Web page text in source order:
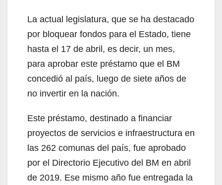
La actual legislatura, que se ha destacado
por bloquear fondos para el Estado, tiene
hasta el 17 de abril, es decir, un mes,
para aprobar este préstamo que el BM
concedió al país, luego de siete años de
no invertir en la nación.
Este préstamo, destinado a financiar
proyectos de servicios e infraestructura en
las 262 comunas del país, fue aprobado
por el Directorio Ejecutivo del BM en abril
de 2019. Ese mismo año fue entregada la